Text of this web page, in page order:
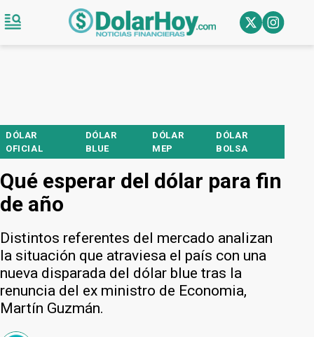
DÓLAR
OFICIAL
DÓLAR
BLUE
DÓLAR
MEP
DÓLAR
BOLSA
Qué esperar del dólar para fin
de año
Distintos referentes del mercado analizan
la situación que atraviesa el país con una
nueva disparada del dólar blue tras la
renuncia del ex ministro de Economia,
Martín Guzmán.